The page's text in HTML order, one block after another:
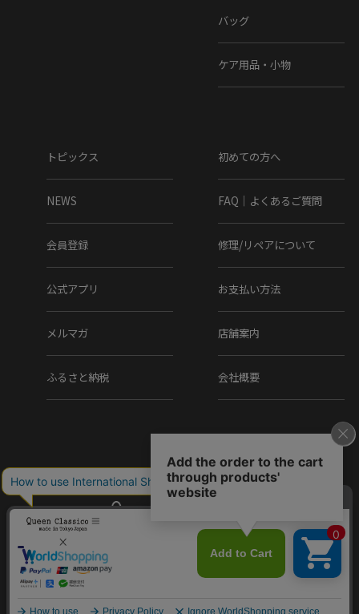
購入する
バッグ
ケア用品・小物
トピックス
NEWS
会員登録
公式アプリ
メルマガ
ふるさと納税
初めての方へ
FAQ｜よくあるご質問
修理/リペアについて
お支払い方法
店舗案内
会社概要
Copyright (C) Q.R.C Co., Ltd. All Rights reserved.